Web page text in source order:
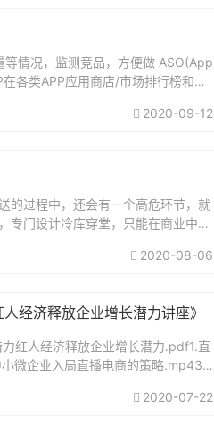
情况，监测竞品，方便做 ASO(App
各类APP应用商店/市场排行榜和搜
2020-09-12
的过程中，还会有一个高危环节，就
专门设计冷库穿堂，只能在商业中心
2020-08-06
经济释放企业增长潜力讲座》
红人经济释放企业增长潜力.pdf1.直
微企业入局直播电商的策略.mp43.
2020-07-22